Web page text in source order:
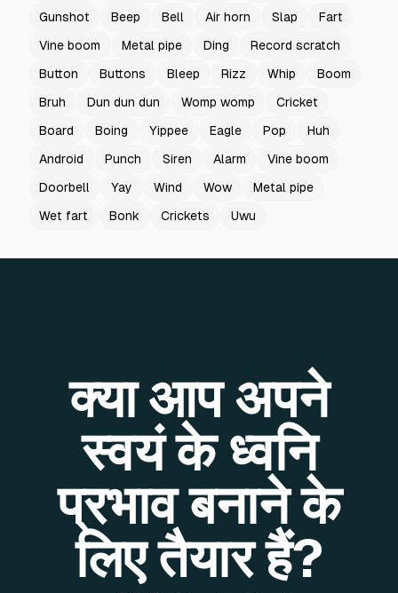
Gunshot
Beep Bell Air horn Slap
Fart
Vine boom
Metal pipe Ding
Record scratch
Button
Buttons Bleep Rizz Whip
Boom
Bruh
Dun dun dun Womp womp
Cricket
Board
Boing Yippee Eagle Pop
Huh
Android
Punch Siren Alarm
Vine boom
Doorbell
Yay Wind Wow
Metal pipe
Wet fart
Bonk Crickets Uwu
क्या आप अपने
स्वयं के ध्वनि
प्रभाव बनाने के
लिए तैयार हैं?